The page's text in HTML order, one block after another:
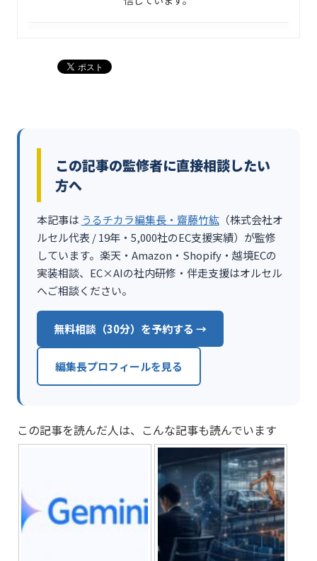
この記事の監修者に直接相談したい
方へ
本記事は うるチカラ編集長・齋藤竹紘（株式会社オ
ルセル代表 / 19年・5,000社のEC支援実績）が監修
しています。楽天・Amazon・Shopify・越境ECの
実装相談、EC×AIの社内研修・伴走支援はオルセル
へご相談ください。
無料相談（30分）を予約する →
編集長プロフィールを見る
この記事を読んだ人は、こんな記事も読んでいます